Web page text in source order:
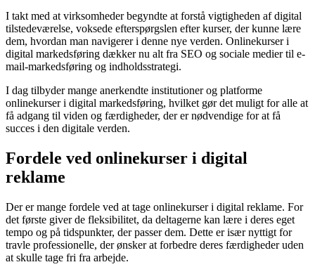
I takt med at virksomheder begyndte at forstå vigtigheden af digital
tilstedeværelse, voksede efterspørgslen efter kurser, der kunne lære
dem, hvordan man navigerer i denne nye verden. Onlinekurser i
digital markedsføring dækker nu alt fra SEO og sociale medier til e-
mail-markedsføring og indholdsstrategi.
I dag tilbyder mange anerkendte institutioner og platforme
onlinekurser i digital markedsføring, hvilket gør det muligt for alle at
få adgang til viden og færdigheder, der er nødvendige for at få
succes i den digitale verden.
Fordele ved onlinekurser i digital
reklame
Der er mange fordele ved at tage onlinekurser i digital reklame. For
det første giver de fleksibilitet, da deltagerne kan lære i deres eget
tempo og på tidspunkter, der passer dem. Dette er især nyttigt for
travle professionelle, der ønsker at forbedre deres færdigheder uden
at skulle tage fri fra arbejde.